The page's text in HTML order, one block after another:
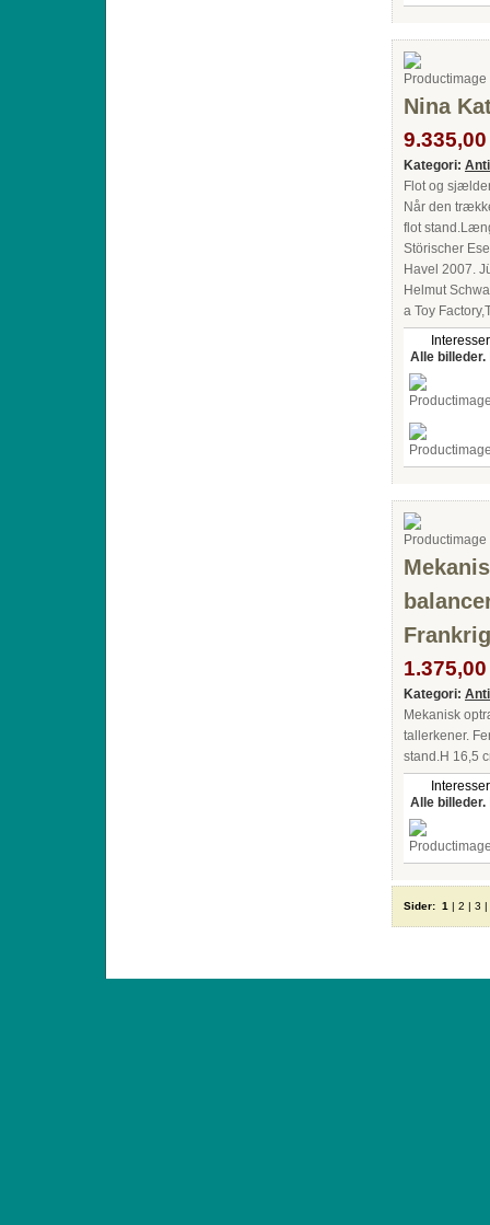
Nina
Kategori:
Flot og
Når den
flot
Störischer
Havel 2007.
Helmut
a Toy
Alle billeder.
Kategori:
Mekanisk
tallerkener.
stand.H 16,5
Alle billeder.
Sider: 1 | 2 | 3 |